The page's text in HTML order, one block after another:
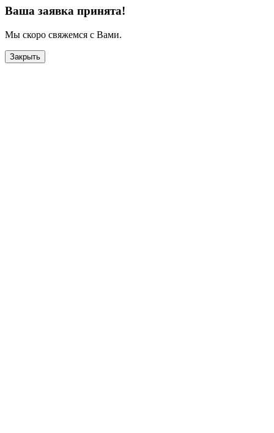
Ваша заявка принята!
Мы скоро свяжемся с Вами.
Закрыть